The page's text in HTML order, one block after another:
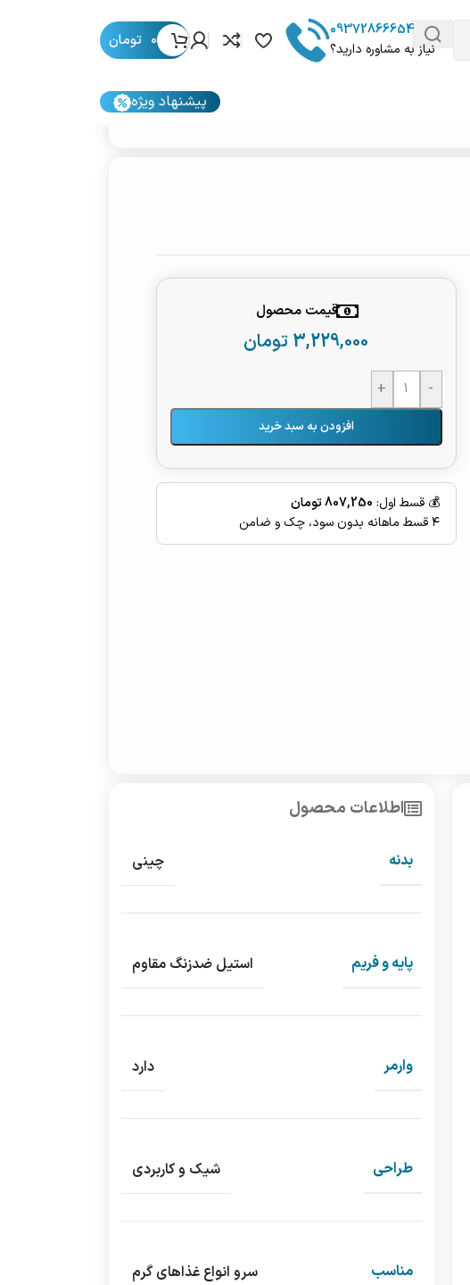
09372866654
نیاز به مشاوره دارید؟
0 تومان
پیشنهاد ویژه
قیمت محصول
3,229,000 تومان
-
+
افزودن به سبد خرید
💰 قسط اول: 807,250 تومان
۴ قسط ماهانه بدون سود، چک و ضامن
اطلاعات محصول
بدنه چینی
پایه و فریم استیل ضدزنگ مقاوم
وارمر دارد
طراحی شیک و کاربردی
مناسب سرو انواع غذاهای گرم